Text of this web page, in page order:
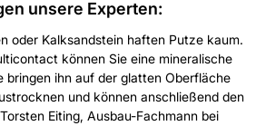
unsere Experten:
oder Kalksandstein haften Putze kaum.
können Sie eine mineralische
bringen ihn auf der glatten Oberfläche
und können anschließend den
Eiting, Ausbau-Fachmann bei